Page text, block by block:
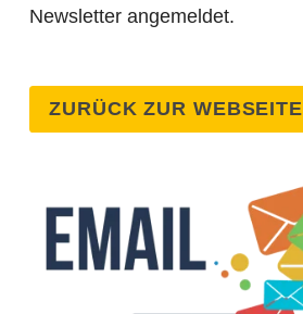
Newsletter angemeldet.
ZURÜCK ZUR WEBSEITE